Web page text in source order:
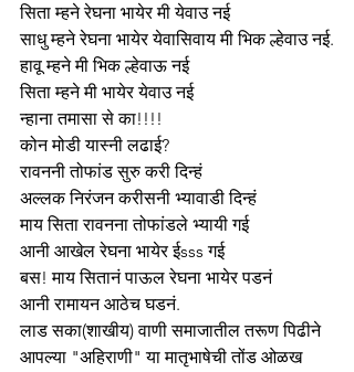
सिता म्हने रेघना भायेर मी येवाउ नई
साधु म्हने रेघना भायेर येवासिवाय मी भिक ल्हेवाउ नई.
हावू म्हने मी भिक ल्हेवाऊ नई
सिता म्हने मी भायेर येवाउ नई
न्हाना तमासा से का!!!!
कोन मोडी यास्नी लढाई?
रावननी तोफांड सुरु करी दिन्हं
अल्लक निरंजन करीसनी भ्यावाडी दिन्हं
माय सिता रावनना तोफांडले भ्यायी गई
आनी आखेल रेघना भायेर ईsss गई
बस! माय सितानं पाऊल रेघना भायेर पडनं
आनी रामायन आठेच घडनं.
लाड सका(शाखीय) वाणी समाजातील तरूण पिढीने
आपल्या "अहिराणी" या मातृभाषेची तोंड ओळख